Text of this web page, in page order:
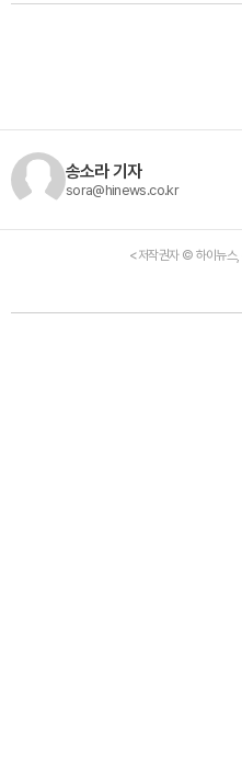
송소라 기자
sora@hinews.co.kr
<저작권자 © 하이뉴스,